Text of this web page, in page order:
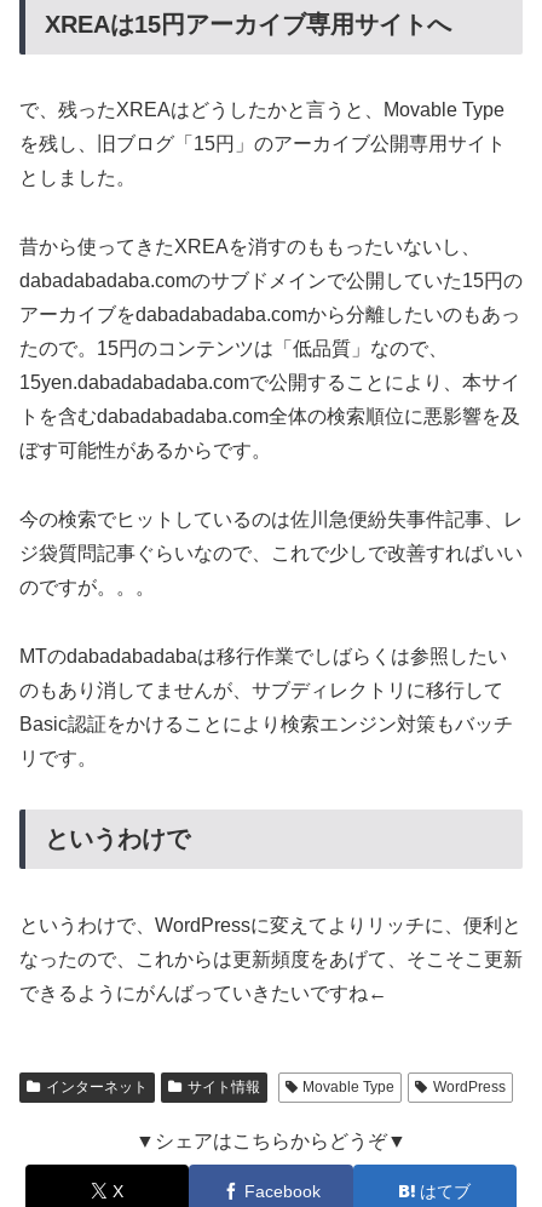
XREAは15円アーカイブ専用サイトへ
で、残ったXREAはどうしたかと言うと、Movable Type
を残し、旧ブログ「15円」のアーカイブ公開専用サイト
としました。
昔から使ってきたXREAを消すのももったいないし、
dabadabadaba.comのサブドメインで公開していた15円の
アーカイブをdabadabadaba.comから分離したいのもあっ
たので。15円のコンテンツは「低品質」なので、
15yen.dabadabadaba.comで公開することにより、本サイ
トを含むdabadabadaba.com全体の検索順位に悪影響を及
ぼす可能性があるからです。
今の検索でヒットしているのは佐川急便紛失事件記事、レ
ジ袋質問記事ぐらいなので、これで少しで改善すればいい
のですが。。。
MTのdabadabadabaは移行作業でしばらくは参照したい
のもあり消してませんが、サブディレクトリに移行して
Basic認証をかけることにより検索エンジン対策もバッチ
リです。
というわけで
というわけで、WordPressに変えてよりリッチに、便利と
なったので、これからは更新頻度をあげて、そこそこ更新
できるようにがんばっていきたいですね←
インターネット サイト情報 Movable Type WordPress
▼シェアはこちらからどうぞ▼
X Facebook はてブ